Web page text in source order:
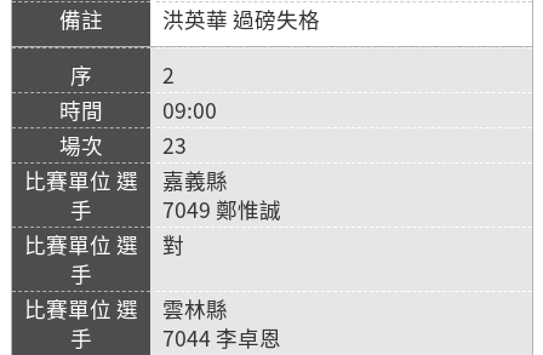
洪英華 過磅失格
2
09:00
23
嘉義縣
7049 鄭惟誠
對
雲林縣
7044 李卓恩